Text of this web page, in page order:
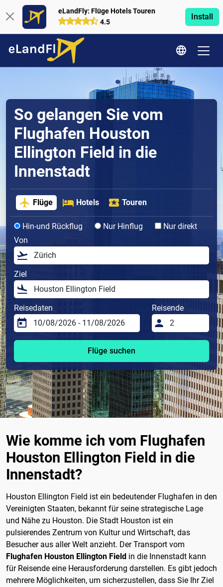
eLandFly: Flüge Hotels Touren
4.5
Install
So gelangen Sie vom
Flughafen Houston
Ellington Field in die
Innenstadt
Flüge Hotels Touren
Hin-und Rückflug Nur Hinflug
Nur direkt
Von
Ziel
Reisedaten Reisende
Flüge suchen
Wie komme ich vom Flughafen
Houston Ellington Field in die
Innenstadt?
Houston Ellington Field ist ein bedeutender Flughafen in den
Vereinigten Staaten, bekannt für seine strategische Lage
und Nähe zu Houston. Die Stadt Houston ist ein
pulsierendes Zentrum von Kultur und Wirtschaft, das
Besucher aus aller Welt anzieht. Der Transport vom
Flughafen Houston Ellington Field in die Innenstadt kann
für Reisende eine Herausforderung darstellen. Es gibt jedoch
mehrere Möglichkeiten, um sicherzustellen, dass Sie Ihr Ziel